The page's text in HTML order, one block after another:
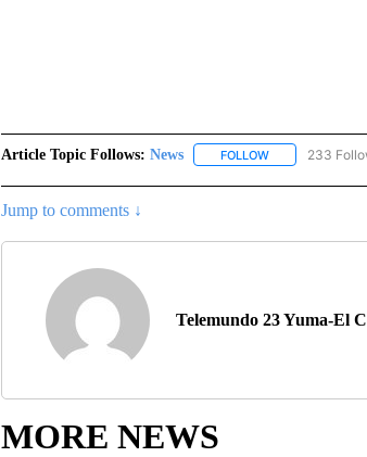
Article Topic Follows: News FOLLOWFOLLOW233
Jump to comments ↓
Telemundo 23 Yuma-El
MORE NEWS